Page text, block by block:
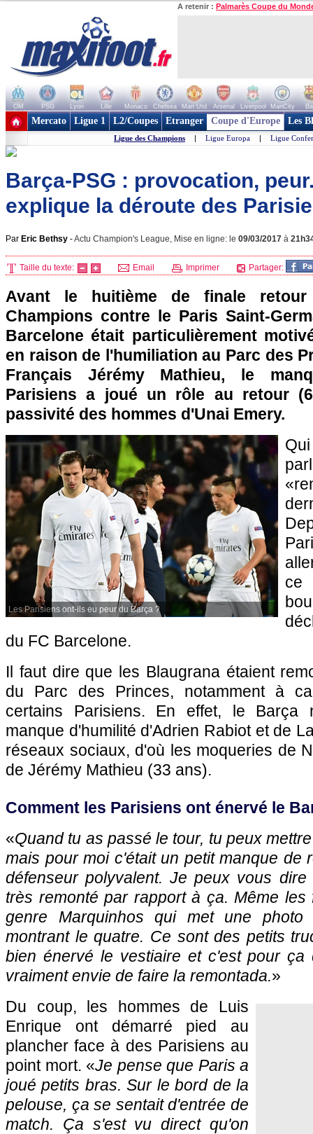
A retenir : Palmarès Coupe du
OM PSG Lyon Lille Monaco Chelsea Man Utd Arsenal Liverpool ManCity
+ de clubs
Mercato Ligue 1 L2/Coupes Etranger Coupe d'Europe Les
Ligue des Champions | Ligue Europa | Ligue
Barça-PSG : provocation,
explique la déroute des
Par Eric Bethsy -Actu Champion's League, Mise en ligne: le 09/03/2017 à
Taille du texte: Email Imprimer Partager:
Avant le huitième de finale
Champions contre le Paris Saint-
Barcelone était particulièrement
en raison de l'humiliation au Parc des
Français Jérémy Mathieu, le
Parisiens a joué un rôle au retour
passivité des hommes d'Unai Emery.
Les Parisiens ont-ils eu peur du Barça ?
ce
du FC Barcelone.
Il faut dire que les Blaugrana étaient
du Parc des Princes, notamment à
certains Parisiens. En effet, le Barça
manque d'humilité d'Adrien Rabiot et de
réseaux sociaux, d'où les moqueries de
de Jérémy Mathieu (33 ans).
Comment les Parisiens ont énervé le
«Quand tu as passé le tour, tu peux
mais pour moi c'était un petit manque de
défenseur polyvalent. Je peux vous
très remonté par rapport à ça. Même les
genre Marquinhos qui met une
montrant le quatre. Ce sont des petits
bien énervé le vestiaire et c'est pour ça
vraiment envie de faire la remontada.»
Du coup, les hommes de Luis
Enrique ont démarré pied au
plancher face à des Parisiens au
point mort. «Je pense que Paris a
joué petits bras. Sur le bord de la
pelouse, ça se sentait d'entrée de
match. Ça s'est vu direct qu'on